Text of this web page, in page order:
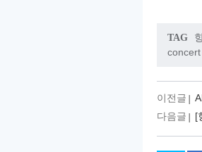
TAG
concert
이전글
다음글
[